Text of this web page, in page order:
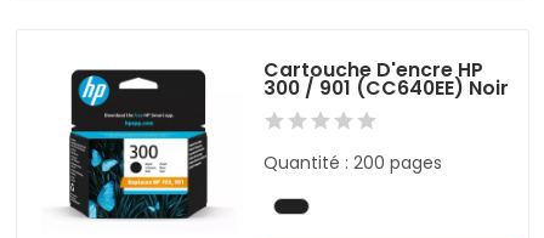
Cartouche D'encre HP
300 / 901 (CC640EE) Noir
Quantité : 200 pages